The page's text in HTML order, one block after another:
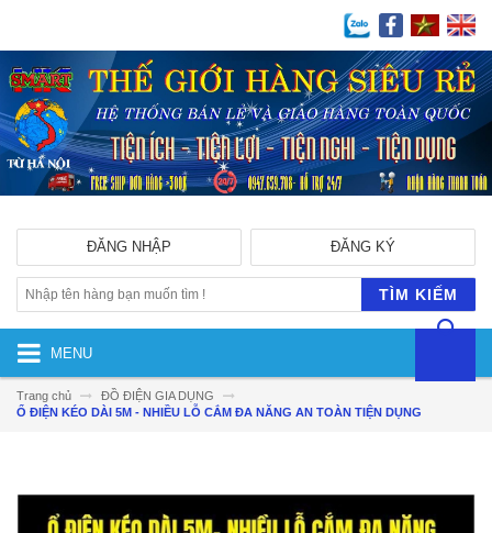
ĐĂNG KÝ
ĐĂNG NHẬP
TÌM KIẾM
MENU
Trang chủ
ĐỒ ĐIỆN GIA DỤNG
Ổ ĐIỆN KÉO DÀI 5M - NHIỀU LỖ CẮM ĐA NĂNG AN TOÀN TIỆN DỤNG